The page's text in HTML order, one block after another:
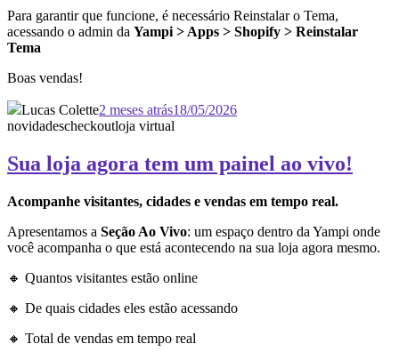
Para garantir que funcione, é necessário Reinstalar o Tema,
acessando o admin da Yampi > Apps > Shopify > Reinstalar
Tema
Boas vendas!
Lucas Colette2 meses atrás18/05/2026
novidadescheckoutloja virtual
Sua loja agora tem um painel ao vivo!
Acompanhe visitantes, cidades e vendas em tempo real.
Apresentamos a Seção Ao Vivo: um espaço dentro da Yampi onde
você acompanha o que está acontecendo na sua loja agora mesmo.
🔸 Quantos visitantes estão online
🔸 De quais cidades eles estão acessando
🔸 Total de vendas em tempo real